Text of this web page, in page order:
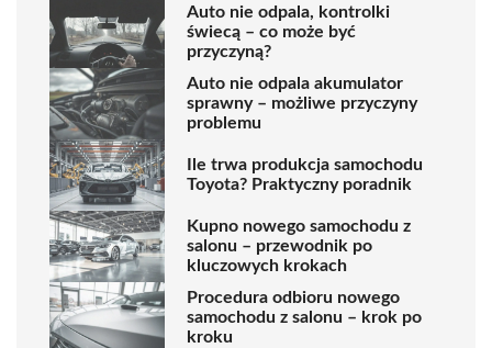
Auto nie odpala, kontrolki
świecą – co może być
przyczyną?
Auto nie odpala akumulator
sprawny – możliwe przyczyny
problemu
Ile trwa produkcja samochodu
Toyota? Praktyczny poradnik
Kupno nowego samochodu z
salonu – przewodnik po
kluczowych krokach
Procedura odbioru nowego
samochodu z salonu – krok po
kroku